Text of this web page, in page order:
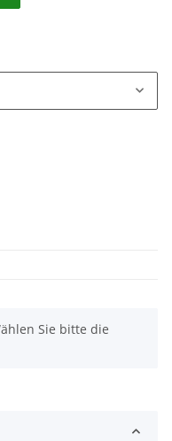
Sie bitte die